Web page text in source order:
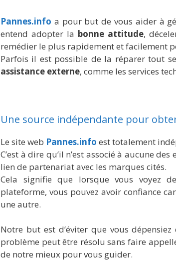
Pannes.info a pour but de vous aider à
entend adopter la bonne attitude,
remédier le plus rapidement et facilement
Parfois il est possible de la réparer tout
assistance externe, comme les services
Une source indépendante pour
Le site web Pannes.info est totalement
C’est à dire qu’il n’est associé à aucune
lien de partenariat avec les marques cités.
Cela signifie que lorsque vous voyez
plateforme, vous pouvez avoir confiance
une autre.
Notre but est d’éviter que vous
problème peut être résolu sans faire
de notre mieux pour vous guider.